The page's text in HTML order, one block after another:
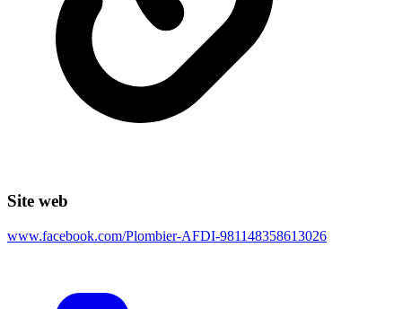
Site web
www.facebook.com/Plombier-AFDI-981148358613026